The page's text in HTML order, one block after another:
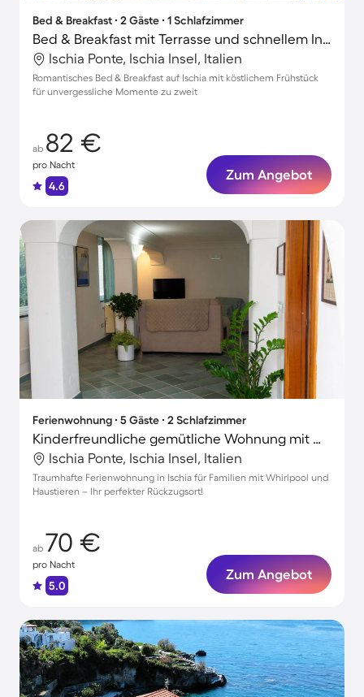
Bed & Breakfast ∙ 2 Gäste ∙ 1 Schlafzimmer
Bed & Breakfast mit Terrasse und schnellem Internet | Strand in der Nähe | Hunde erlaubt
Ischia Ponte, Ischia Insel, Italien
Romantisches Bed & Breakfast auf Ischia mit köstlichem Frühstück
für unvergessliche Momente zu zweit
ab 82 €
pro Nacht
4.6
Zum Angebot
Ferienwohnung ∙ 5 Gäste ∙ 2 Schlafzimmer
Kinderfreundliche gemütliche Wohnung mit Whirlpool | Stadtblick | Nah am Strand | Perfekt für die Arbeit von Zuhause | Haustiere erlaubt
Ischia Ponte, Ischia Insel, Italien
Traumhafte Ferienwohnung in Ischia für Familien mit Whirlpool und
Haustieren – Ihr perfekter Rückzugsort!
ab 70 €
pro Nacht
5.0
Zum Angebot